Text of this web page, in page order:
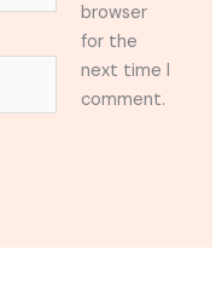
browser
for the
next time I
comment.